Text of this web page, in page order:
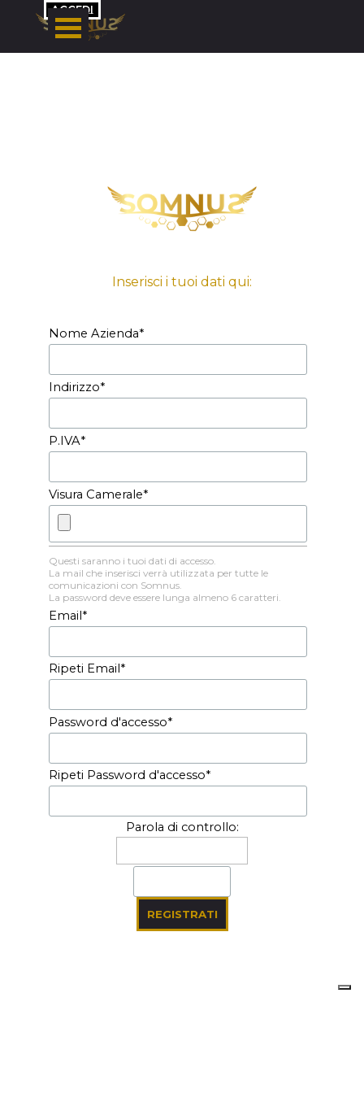
Vai ai contenuti
ACCEDI
Inserisci i tuoi dati qui:
Nome Azienda*
Indirizzo*
P.IVA*
Visura Camerale*
Questi saranno i tuoi dati di accesso.
La mail che inserisci verrà utilizzata per tutte le
comunicazioni con Somnus.
La password deve essere lunga almeno 6 caratteri.
Email *
Ripeti Email *
Password d'accesso*
Ripeti Password d'accesso*
Parola di controllo: